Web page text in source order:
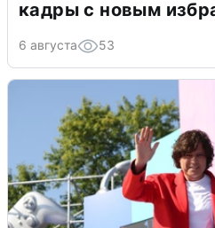
кадры с новым
6 августа 53